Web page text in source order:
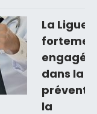
La Ligue
engagée
dans la
la